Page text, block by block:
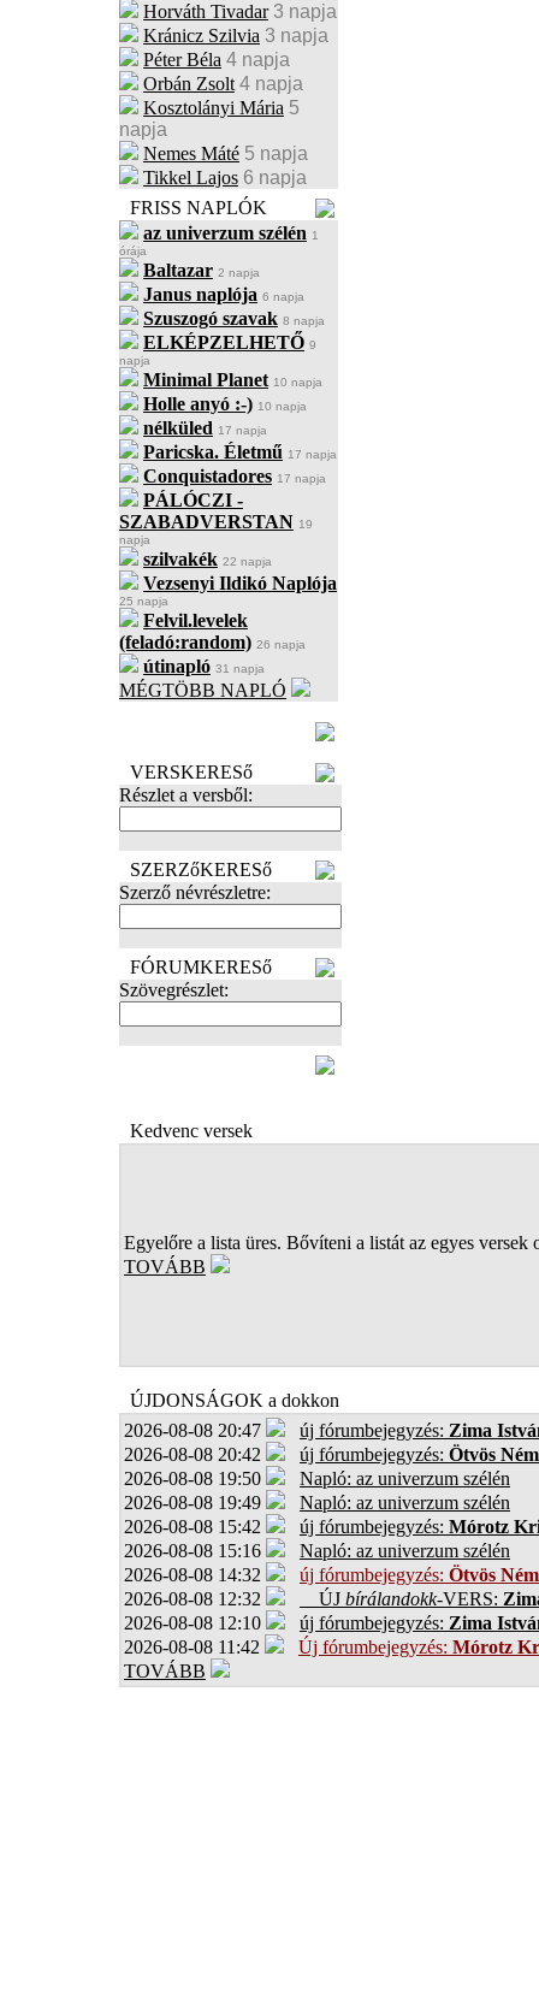
Horváth Tivadar 3 napja
Kránicz Szilvia 3 napja
Péter Béla 4 napja
Orbán Zsolt 4 napja
Kosztolányi Mária 5
napja
Nemes Máté 5 napja
Tikkel Lajos 6 napja
FRISS NAPLÓK
az univerzum szélén 1
órája
Baltazar 2 napja
Janus naplója 6 napja
Szuszogó szavak 8 napja
ELKÉPZELHETŐ 9
napja
Minimal Planet 10 napja
Holle anyó :-) 10 napja
nélküled 17 napja
Paricska. Életmű 17 napja
Conquistadores 17 napja
PÁLÓCZI -
SZABADVERSTAN 19
napja
szilvakék 22 napja
Vezsenyi Ildikó Naplója
25 napja
Felvil.levelek
(feladó:random) 26 napja
útinapló 31 napja
MÉGTÖBB NAPLÓ
VERSKERESő
Részlet a versből:
SZERZőKERESő
Szerző névrészletre:
FÓRUMKERESő
Szövegrészlet:
Kedvenc versek
Egyelőre a lista üres. Bővíteni a listát az egyes versek
TOVÁBB
ÚJDONSÁGOK a dokkon
2026-08-08 20:47
új fórumbejegyzés: Zima
2026-08-08 20:42
új fórumbejegyzés: Ötvös
2026-08-08 19:50
Napló: az univerzum szélén
2026-08-08 19:49
Napló: az univerzum szélén
2026-08-08 15:42
új fórumbejegyzés: Mórotz
2026-08-08 15:16
Napló: az univerzum szélén
2026-08-08 14:32
új fórumbejegyzés: Ötvös
2026-08-08 12:32
ÚJ bírálandokk-VERS:
2026-08-08 12:10
új fórumbejegyzés: Zima
2026-08-08 11:42
Új fórumbejegyzés: Mórotz
TOVÁBB